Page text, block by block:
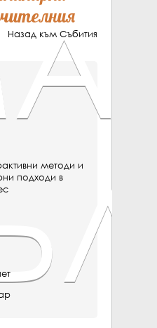
Назад към Събития
методи и
подходи в